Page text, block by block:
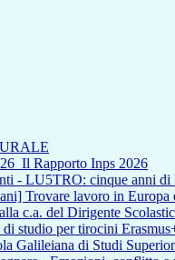
Rapporto Inps 2026
- LU5TRO: cinque anni
Trovare lavoro in
c.a. del Dirigente
studio per tirocini
Galileiana di Studi